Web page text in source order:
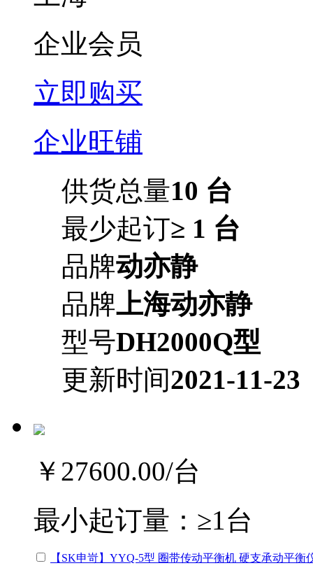
企业会员
立即购买
企业旺铺
供货总量10 台
最少起订≥ 1 台
品牌动亦静
品牌上海动亦静
型号DH2000Q型
更新时间2021-11-23
￥27600.00/台
最小起订量： ≥1台
【SK申岢】YYQ-5型 圈带传动平衡机 硬支承动平衡